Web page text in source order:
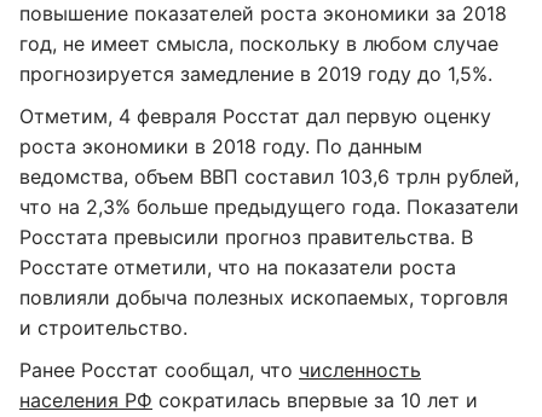
повышение показателей роста экономики за 2018
год, не имеет смысла, поскольку в любом случае
прогнозируется замедление в 2019 году до 1,5%.
Отметим, 4 февраля Росстат дал первую оценку
роста экономики в 2018 году. По данным
ведомства, объем ВВП составил 103,6 трлн рублей,
что на 2,3% больше предыдущего года. Показатели
Росстата превысили прогноз правительства. В
Росстате отметили, что на показатели роста
повлияли добыча полезных ископаемых, торговля
и строительство.
Ранее Росстат сообщал, что численность
населения РФ сократилась впервые за 10 лет и